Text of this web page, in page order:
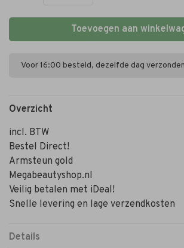
Toevoegen aan
Voor 16:00 besteld, dezelfde dag
Overzicht
incl. BTW
Bestel Direct!
Armsteun gold
Megabeautyshop.nl
Veilig betalen met iDeal!
Snelle levering en lage verzendkosten
Details